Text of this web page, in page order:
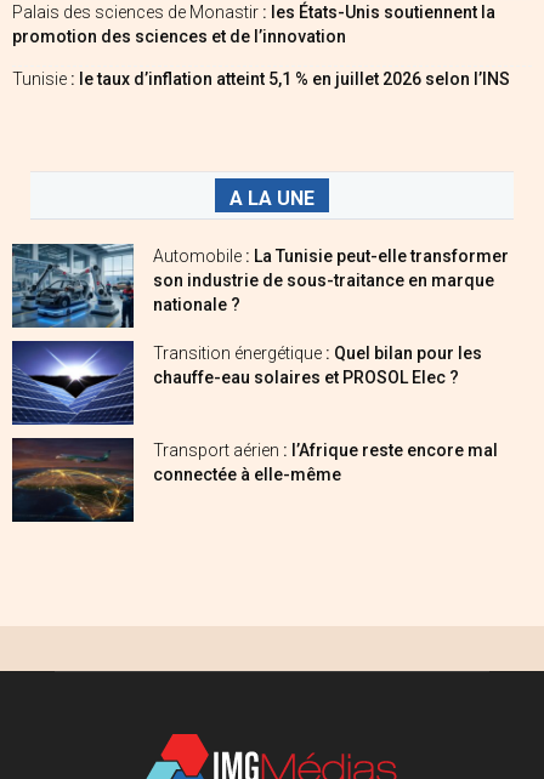
Palais des sciences de Monastir : les États-Unis soutiennent la
promotion des sciences et de l’innovation
Tunisie : le taux d’inflation atteint 5,1 % en juillet 2026 selon l’INS
A LA UNE
Automobile : La Tunisie peut-elle transformer
son industrie de sous-traitance en marque
nationale ?
Transition énergétique : Quel bilan pour les
chauffe-eau solaires et PROSOL Elec ?
Transport aérien : l’Afrique reste encore mal
connectée à elle-même